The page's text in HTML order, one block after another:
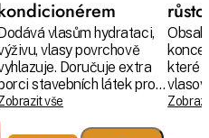
vlasům hydrataci,
vlasy povrchově
Doručuje extra
stavebních látek pro
a sílu.
vše
které
je